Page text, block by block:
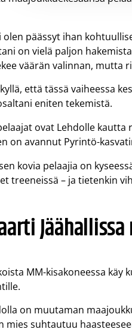
olen päässyt ihan
on vielä paljon
väärän valinnan, mutta
että tässä vaiheessa
eniten tekemistä.
ovat Lehdolle
on avannut Pyrintö-
kovia pelaajia on
treeneissä – ja tietenkin
MM-kisakoneessa käy
on muutaman
mies suhtautuu